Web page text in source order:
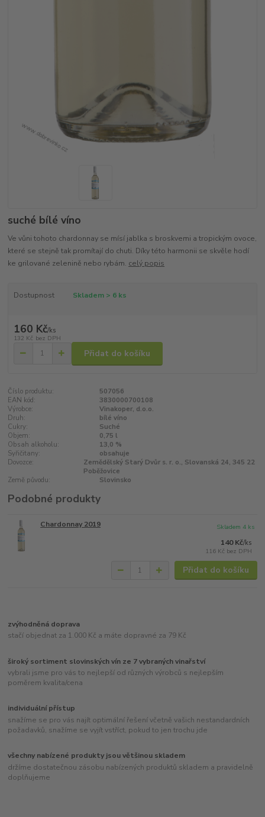
suché bílé víno
Ve vůni tohoto chardonnay se mísí jablka s broskvemi a tropickým ovoce,
které se stejně tak promítají do chuti. Díky této harmonii se skvěle hodí
ke grilované zelenině nebo rybám. celý popis
Dostupnost Skladem > 6 ks
160 Kč/ks
132 Kč bez DPH
Přidat do košíku
Číslo produktu:
507056
EAN kód:
3830000700108
Výrobce:
Vinakoper, d.o.o.
Druh:
bílé víno
Cukry:
Suché
Objem:
0,75 l
Obsah alkoholu:
13,0 %
Syřičitany:
obsahuje
Dovozce:
Zemědělský Starý Dvůr s. r. o., Slovanská 24, 345 22
Poběžovice
Země původu:
Slovinsko
Podobné produkty
Chardonnay 2019
140 Kč/ks
116 Kč bez DPH
Skladem 4 ks
Přidat do košíku
zvýhodněná doprava
stačí objednat za 1.000 Kč a máte dopravné za 79 Kč
široký sortiment slovinských vín ze 7 vybraných vinařství
vybrali jsme pro vás to nejlepší od různých výrobců s nejlepším
poměrem kvalita/cena
individuální přístup
snažíme se pro vás najít optimální řešení včetně vašich nestandardních
požadavků, snažíme se vyjít vstříct, pokud to jen trochu jde
všechny nabízené produkty jsou většinou skladem
držíme dostatečnou zásobu nabízených produktů skladem a pravidelně
doplňujeme